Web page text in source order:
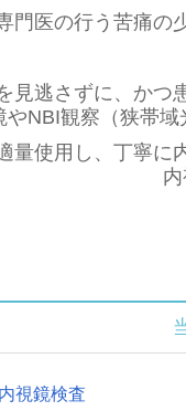
門医の行う苦痛の
見逃さずに、か
NBI観察（狭帯
量使用し、丁寧
視鏡検査